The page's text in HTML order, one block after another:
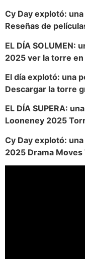
Cy Day explotó:
Reseñas de
EL DÍA SOLUMEN:
2025 ver la torre en
El día explotó: una
Descargar la torre
EL DÍA SUPERA:
Looneney 2025
Cy Day explotó:
2025 Drama